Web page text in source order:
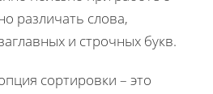
различать слова,
и строчных букв.
сортировки – это